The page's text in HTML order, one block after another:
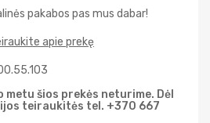
pakabos pas mus dabar!
apie prekę
šios prekės neturime. Dėl
teiraukitės tel. +370 667